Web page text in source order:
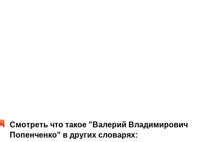
Смотреть что такое "Валерий Владимирович
Попенченко" в других словарях: